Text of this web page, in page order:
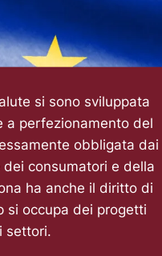
si sono sviluppata
a perfezionamento del
obbligata dai
consumatori e della
ha anche il diritto di
si occupa dei progetti
settori.